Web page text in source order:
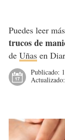
Puedes leer
trucos de
de Uñasen
Publicado:
Actualizado: